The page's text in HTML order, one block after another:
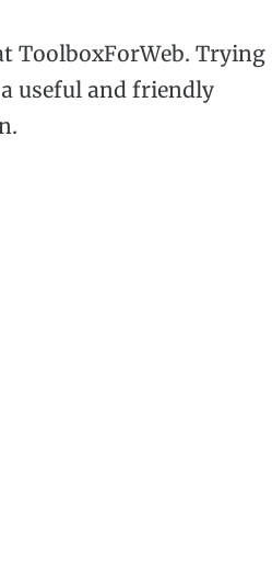
ToolboxForWeb. Trying
useful and friendly